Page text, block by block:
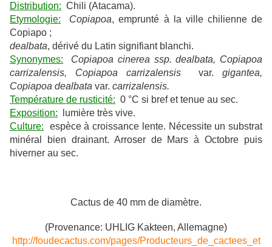
Distribution: Chili (Atacama).
Etymologie:
Copiapoa, emprunté à la ville chilienne de
Copiapo ;
dealbata, dérivé du Latin signifiant blanchi.
Synonymes:
Copiapoa cinerea ssp. dealbata, Copiapoa
carrizalensis, Copiapoa carrizalensis
var.gigantea,
Copiapoa dealbata var. carrizalensis.
Température de rusticité: 0 °C si bref et tenue au sec.
Exposition:
lumière très vive.
Culture:
espèce à croissance lente. Nécessite un substrat
minéral bien drainant. Arroser de Mars à Octobre puis
hiverner au sec.
Cactus de 40 mm de diamètre.
(Provenance: UHLIG Kakteen, Allemagne)
http://foudecactus.com/pages/Producteurs_de_cactees_et